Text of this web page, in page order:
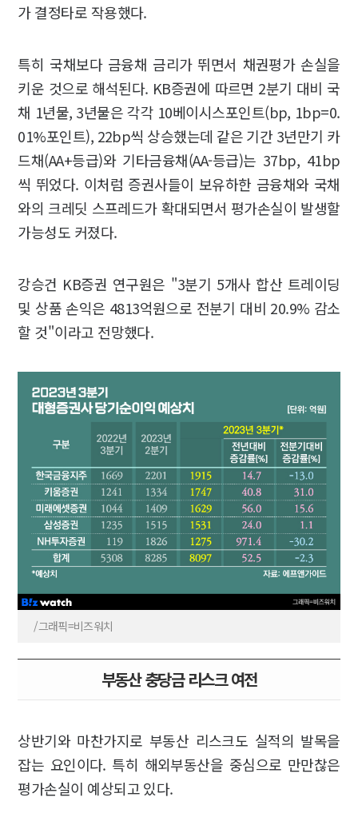
가 결정타로 작용했다.
특히 국채보다 금융채 금리가 뛰면서 채권평가 손실을
키운 것으로 해석된다. KB증권에 따르면 2분기 대비 국
채 1년물, 3년물은 각각 10베이시스포인트(bp, 1bp=0.
01%포인트), 22bp씩 상승했는데 같은 기간 3년만기 카
드채(AA+등급)와 기타금융채(AA-등급)는 37bp, 41bp
씩 뛰었다. 이처럼 증권사들이 보유하한 금융채와 국채
와의 크레딧 스프레드가 확대되면서 평가손실이 발생할
가능성도 커졌다.
강승건 KB증권 연구원은 "3분기 5개사 합산 트레이딩
및 상품 손익은 4813억원으로 전분기 대비 20.9% 감소
할 것"이라고 전망했다.
/그래픽=비즈워치
부동산 충당금 리스크 여전
상반기와 마찬가지로 부동산 리스크도 실적의 발목을
잡는 요인이다. 특히 해외부동산을 중심으로 만만찮은
평가손실이 예상되고 있다.